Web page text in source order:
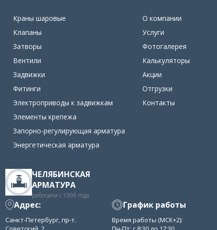
Краны шаровые
Клапаны
Затворы
Вентили
Задвижки
Фитинги
Электроприводы к задвижкам
Элементы крепежа
Запорно-регулирующая арматура
Энергетическая арматура
О компании
Услуги
Фотогалерея
Калькуляторы
Акции
Отгрузки
Контакты
ЧЕЛЯБИНСКАЯ
АРМАТУРА
работаем с 1998 года
Адрес:
Санкт-Петербург, пр-т.
График работы
Время работы (МСК+2):